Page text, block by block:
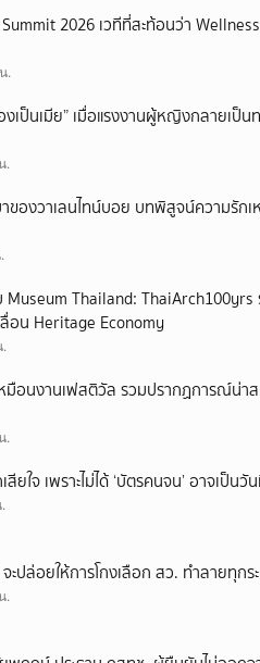
2026 เวทีที่สะท้อนว่า
.
งเป็นเมีย” เมื่อแรงงานผู้หญิงกลายเป็
.
องวาเลนไทน์บอย บทพิสูจน์ความรักเห
Thailand:
อน Heritage Economy
.
หมือนงานเฟสติวัล รวมปรากฏการณ์น่า
.
ยใจ เพราะไม่ได้ ‘บัตรคนจน’ อาจเป็น
จะปล่อยให้การโกงเลือก สว. ทำลายทุก
.